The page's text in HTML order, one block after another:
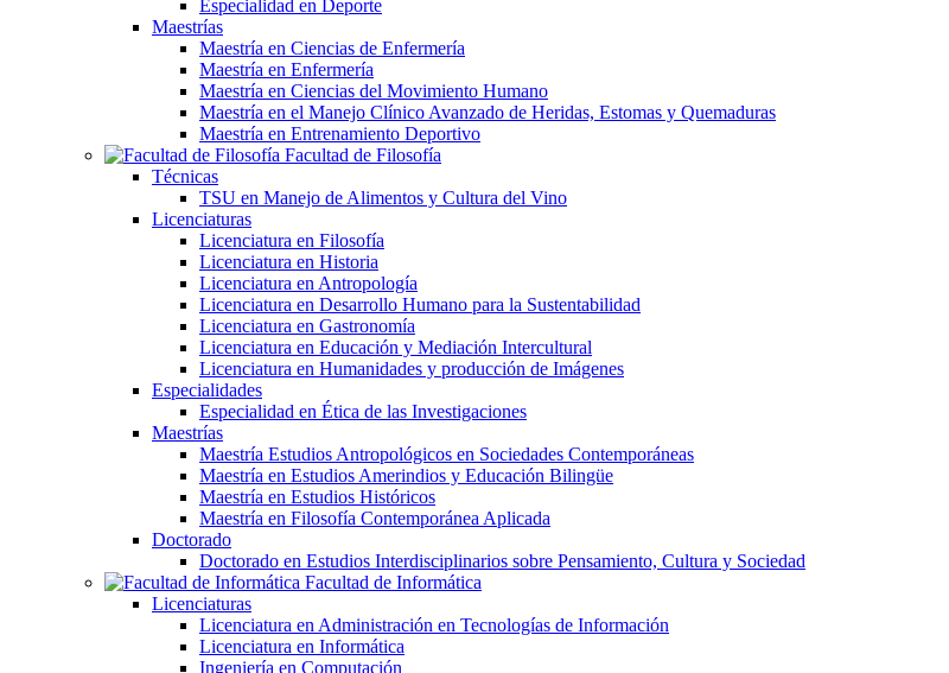
Especialidad en Deporte
Maestrías
Maestría en Ciencias de Enfermería
Maestría en Enfermería
Maestría en Ciencias del Movimiento Humano
Maestría en el Manejo Clínico Avanzado de Heridas, Estomas y Quemaduras
Maestría en Entrenamiento Deportivo
Facultad de Filosofía
Técnicas
TSU en Manejo de Alimentos y Cultura del Vino
Licenciaturas
Licenciatura en Filosofía
Licenciatura en Historia
Licenciatura en Antropología
Licenciatura en Desarrollo Humano para la Sustentabilidad
Licenciatura en Gastronomía
Licenciatura en Educación y Mediación Intercultural
Licenciatura en Humanidades y producción de Imágenes
Especialidades
Especialidad en Ética de las Investigaciones
Maestrías
Maestría Estudios Antropológicos en Sociedades Contemporáneas
Maestría en Estudios Amerindios y Educación Bilingüe
Maestría en Estudios Históricos
Maestría en Filosofía Contemporánea Aplicada
Doctorado
Doctorado en Estudios Interdisciplinarios sobre Pensamiento, Cultura y Sociedad
Facultad de Informática
Licenciaturas
Licenciatura en Administración en Tecnologías de Información
Licenciatura en Informática
Ingeniería en Computación